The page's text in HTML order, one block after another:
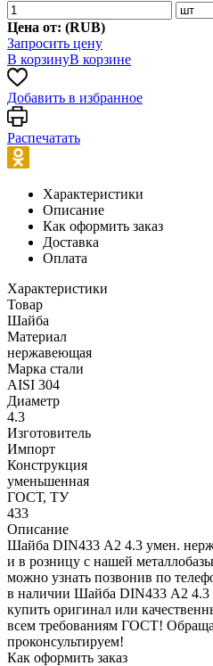
Цена от: (RUB)
Запросить цену
В корзинуВ корзине
Добавить в избранное
Распечатать
Характеристики
Описание
Как оформить заказ
Доставка
Оплата
Характеристики
Товар
Шайба
Материал
нержавеющая
Марка стали
AISI 304
Диаметр
4.3
Изготовитель
Импорт
Конструкция
уменьшенная
ГОСТ, ТУ
433
Описание
Шайба DIN433 А2 4.3 умен.
и в розницу с нашей
можно узнать позвонив по
в наличии Шайба DIN433 А2
купить оригинал или
всем требованиям ГОСТ!
проконсультируем!
Как оформить заказ